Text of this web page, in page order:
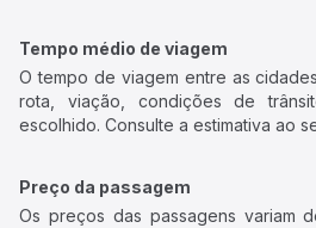
Tempo médio de viagem
O tempo de viagem entre as
rota, viação, condições de
escolhido. Consulte a estimativa ao
Preço da passagem
Os preços das passagens variam